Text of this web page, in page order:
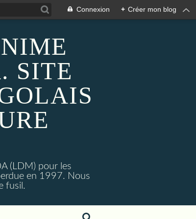
Connexion + Créer mon blog
SITE
(LDM) pour les
en 1997. Nous
fusil.